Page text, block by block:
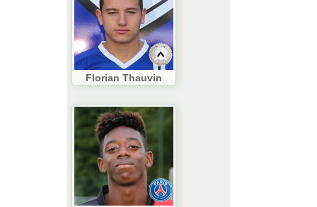
Florian Thauvin